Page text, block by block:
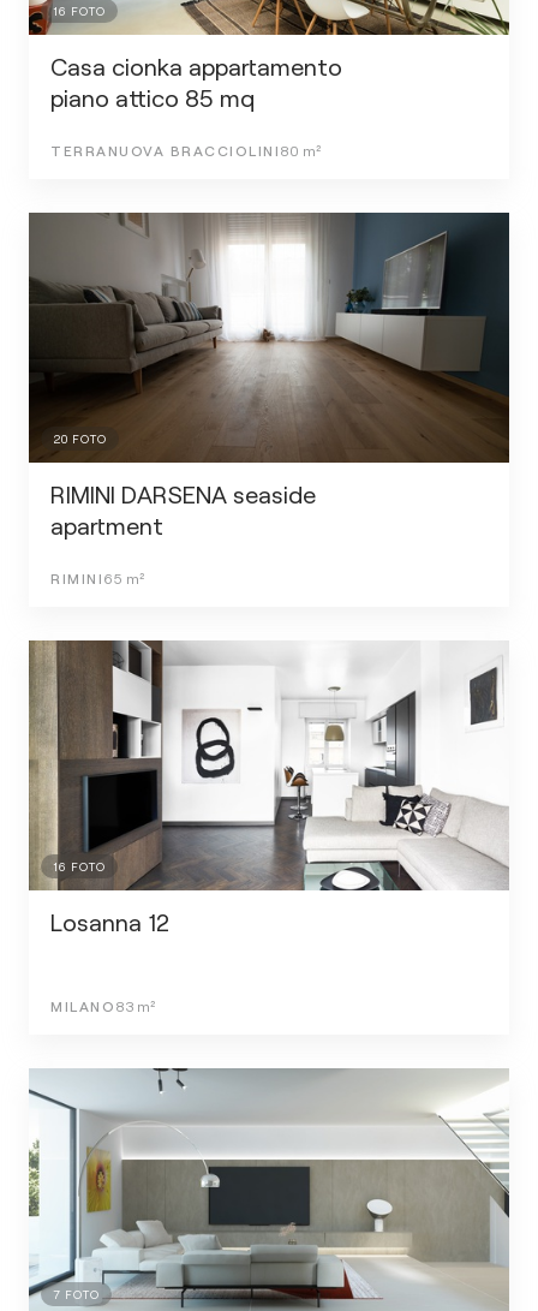
16 FOTO
Casa cionka appartamento
piano attico 85 mq
TERRANUOVA BRACCIOLINI 80 m²
20 FOTO
RIMINI DARSENA seaside
apartment
RIMINI 65 m²
16 FOTO
Losanna 12
MILANO 83 m²
7 FOTO